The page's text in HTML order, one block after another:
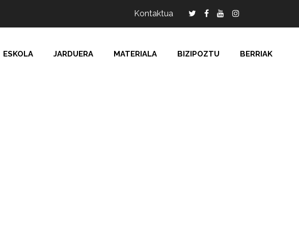
Kontaktua
ESKOLA JARDUERA MATERIALA BIZIPOZTU BERRIAK